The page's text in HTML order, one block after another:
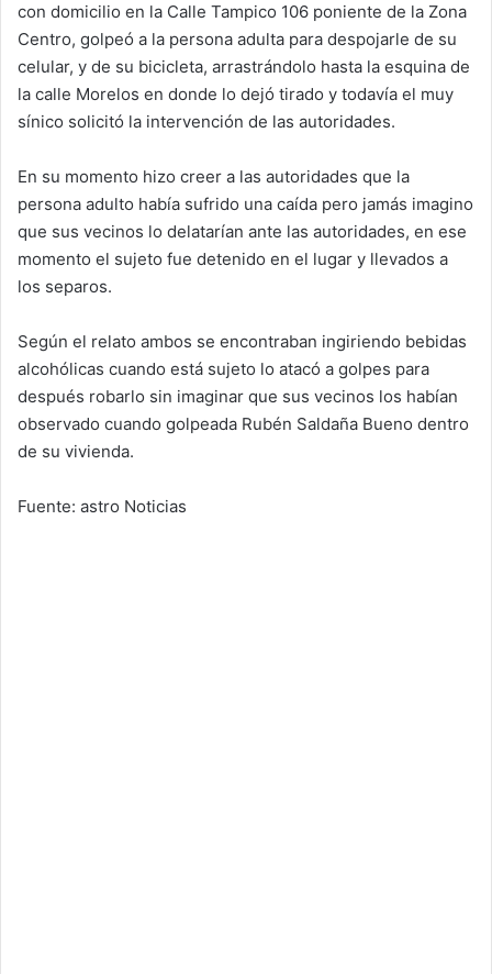
con domicilio en la Calle Tampico 106 poniente de la Zona
Centro, golpeó a la persona adulta para despojarle de su
celular, y de su bicicleta, arrastrándolo hasta la esquina de
la calle Morelos en donde lo dejó tirado y todavía el muy
sínico solicitó la intervención de las autoridades.
En su momento hizo creer a las autoridades que la
persona adulto había sufrido una caída pero jamás imagino
que sus vecinos lo delatarían ante las autoridades, en ese
momento el sujeto fue detenido en el lugar y llevados a
los separos.
Según el relato ambos se encontraban ingiriendo bebidas
alcohólicas cuando está sujeto lo atacó a golpes para
después robarlo sin imaginar que sus vecinos los habían
observado cuando golpeada Rubén Saldaña Bueno dentro
de su vivienda.
Fuente: astro Noticias